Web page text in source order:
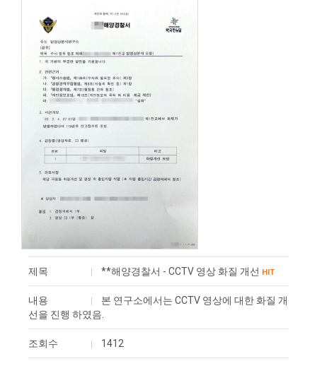
제목 **해양경찰서 - CCTV 영상 화질 개선 HIT
내용
본 연구소에서는 CCTV 영상에 대한 화질 개
선을 진행 하였음.
조회수 1412